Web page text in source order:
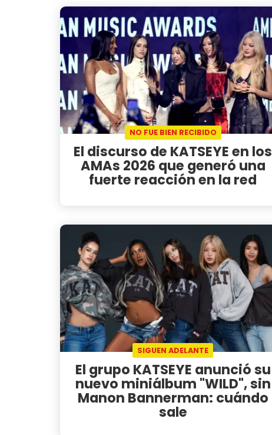
NO FUE BIEN RECIBIDO
El discurso de KATSEYE en los
AMAs 2026 que generó una
fuerte reacción en la red
SIGUEN ADELANTE
El grupo KATSEYE anunció su
nuevo miniálbum "WILD", sin
Manon Bannerman: cuándo
sale